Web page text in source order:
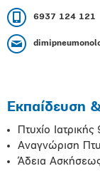
6937 124 121
Εκπαίδευση
Πτυχίο
Αναγνώριση
Άδεια